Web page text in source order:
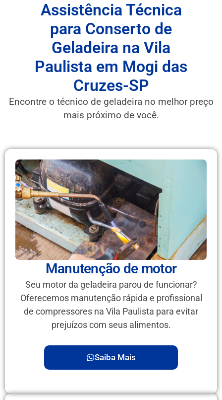
Assistência Técnica
para Conserto de
Geladeira na Vila
Paulista em Mogi das
Cruzes-SP
Encontre o técnico de geladeira no melhor preço
mais próximo de você.
Manutenção de motor
Seu motor da geladeira parou de funcionar?
Oferecemos manutenção rápida e profissional
de compressores na Vila Paulista para evitar
prejuízos com seus alimentos.
Saiba Mais